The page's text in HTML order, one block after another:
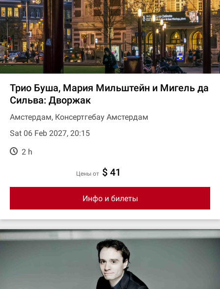
Трио Буша, Мария Мильштейн и Мигель да
Сильва: Дворжак
Амстердам, Консертгебау Амстердам
Sat 06 Feb 2027, 20:15
2 h
цены от $ 41
Инфо и билеты